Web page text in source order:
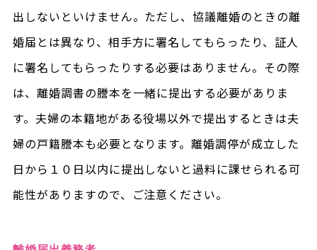
出しないといけません。ただし、協議離婚のときの離
婚届とは異なり、相手方に署名してもらったり、証人
に署名してもらったりする必要はありません。その際
は、離婚調書の謄本を一緒に提出する必要がありま
す。夫婦の本籍地がある役場以外で提出するときは夫
婦の戸籍謄本も必要となります。離婚調停が成立した
日から１０日以内に提出しないと過料に課せられる可
能性がありますので、ご注意ください。